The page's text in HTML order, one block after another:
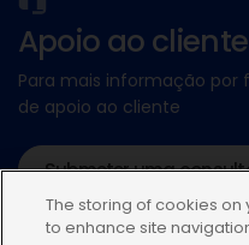
Apoio ao cliente
Para mais informação
de apoio ao cliente
Submeter uma
ou ligue:+34935448507
The storing of cookies
to enhance site